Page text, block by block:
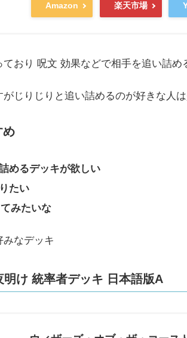
Amazon 楽天市場
おり 呪文 効果などで相手を追い詰め
じりじりと追い詰めるのが好きな人
め
めるデッキが欲しい
たい
みたいな
なデッキ
明け 統率者デッキ 日本語版A